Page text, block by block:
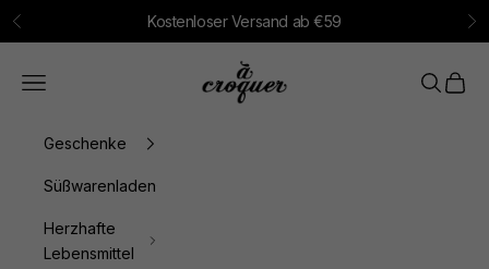
Zum Inhalt springen
Zurück Kostenloser Versand ab €59
à croquer
Menü Suchen
Geschenke
Süßwarenladen
Herzhafte
Lebensmittel